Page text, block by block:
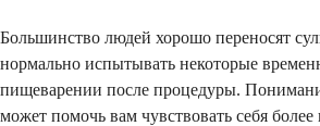
Большинство людей хорошо переносят
нормально испытывать некоторые
пищеварении после процедуры.
может помочь вам чувствовать себя